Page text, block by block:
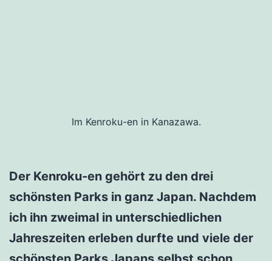
Im Kenroku-en in Kanazawa.
Der Kenroku-en gehört zu den drei
schönsten Parks in ganz Japan. Nachdem
ich ihn zweimal in unterschiedlichen
Jahreszeiten erleben durfte und viele der